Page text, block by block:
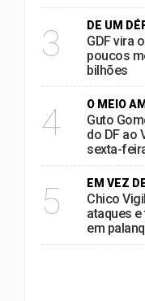
3 DE UM
GDF vira
poucos
bilhões
4 O MEIO
Guto
do DF ao
sexta-
5 EM VEZ
Chico
ataques
em